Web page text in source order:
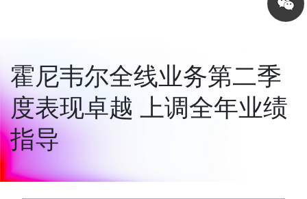
on
wechat
霍尼韦尔全线业务第二季
度表现卓越 上调全年业绩
指导